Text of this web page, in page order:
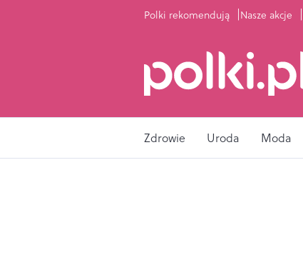
Polki rekomendują Nasze akcje
Zdrowie Uroda Moda